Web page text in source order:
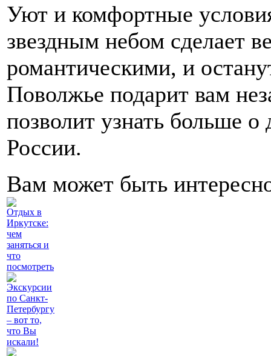
Уют и комфортные
звездным небом сделает
романтическими, и
Поволжье подарит вам
позволит узнать больше о
России.
Вам может быть
Отдых в
Иркутске:
чем
заняться и
что
посмотреть
Экскурсии
по Санкт-
Петербургу
– вот то,
что Вы
искали!